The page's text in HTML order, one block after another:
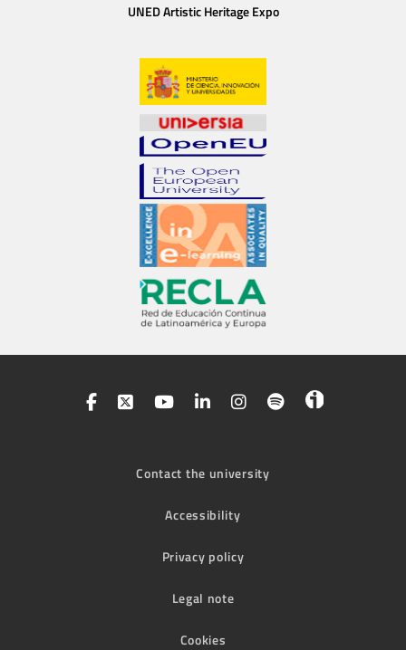
UNED Artistic Heritage Expo
Contact the university
Accessibility
Privacy policy
Legal note
Cookies